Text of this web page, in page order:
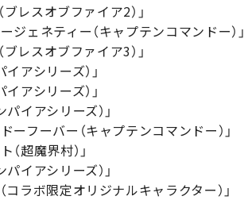
ブレスオブファイア2）」
ジェネティー（キャプテンコマンドー）」
ブレスオブファイア3）」
アシリーズ）」
アシリーズ）」
イアシリーズ）」
ーフーバー（キャプテンコマンドー）」
超魔界村）」
イアシリーズ）」
コラボ限定オリジナルキャラクター）」